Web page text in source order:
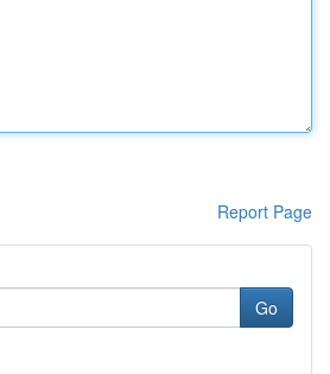
Report Page
Go